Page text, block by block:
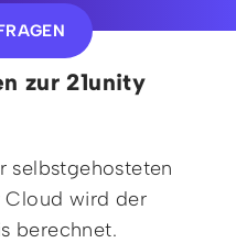
zur 21unity
selbstgehosteten
Cloud wird der
berechnet.